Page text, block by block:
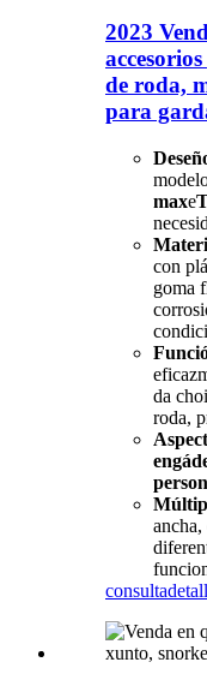
2023
de roda,
para
maxe
con
goma
da
roda,
ancha,
consulta